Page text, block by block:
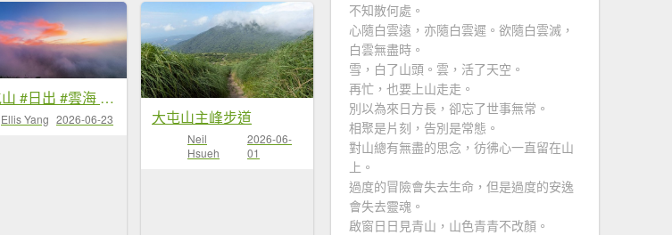
#大屯山 #日出 #雲海 #火燒雲 #霞光 #青斑鳳蝶 #青帶鳳蝶 #臺灣粉蝶 6/23
Ellis Yang 2026-06-23 大屯山主峰步道
Neil
Hsueh
2026-06-
01
不知散何處。
心隨白雲遠，亦隨白雲遲。欲隨白雲滅，
白雲無盡時。
雪，白了山頭。雲，活了天空。
再忙，也要上山走走。
別以為來日方長，卻忘了世事無常。
相聚是片刻，告別是常態。
對山總有無盡的思念，彷彿心一直留在山
上。
過度的冒險會失去生命，但是過度的安逸
會失去靈魂。
啟窗日日見青山，山色青青不改顏。